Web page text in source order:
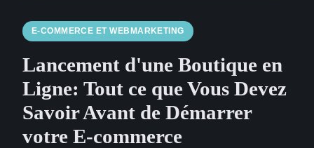
E-COMMERCE ET WEBMARKETING
Lancement d'une Boutique en
Ligne: Tout ce que Vous Devez
Savoir Avant de Démarrer
votre E-commerce